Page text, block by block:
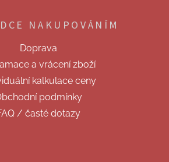
NAKUPOVÁNÍM
Doprava
a vrácení zboží
kalkulace ceny
podmínky
/ časté dotazy